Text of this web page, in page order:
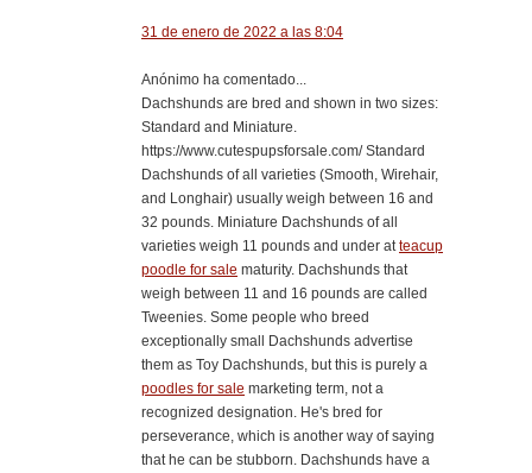
31 de enero de 2022 a las 8:04
Anónimo ha comentado...
Dachshunds are bred and shown in two sizes:
Standard and Miniature.
https://www.cutespupsforsale.com/ Standard
Dachshunds of all varieties (Smooth, Wirehair,
and Longhair) usually weigh between 16 and
32 pounds. Miniature Dachshunds of all
varieties weigh 11 pounds and under atteacup
poodle for sale maturity. Dachshunds that
weigh between 11 and 16 pounds are called
Tweenies. Some people who breed
exceptionally small Dachshunds advertise
them as Toy Dachshunds, but this is purely a
poodles for sale marketing term, not a
recognized designation. He's bred for
perseverance, which is another way of saying
that he can be stubborn. Dachshunds have a